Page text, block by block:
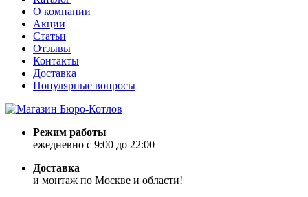
О компании
Акции
Статьи
Отзывы
Контакты
Доставка
Популярные вопросы
Режим работы
ежедневно с 9:00 до 22:00
Доставка
и монтаж по Москве и области!